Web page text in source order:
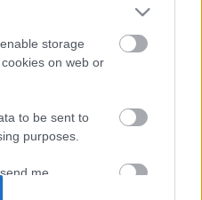
storage
on web or
to be sent to
purposes.
me
legyenek bajnoki SZKKA
JÁTSSZA
AS MECCSEIT
A HALADÁS
A FIDESZ